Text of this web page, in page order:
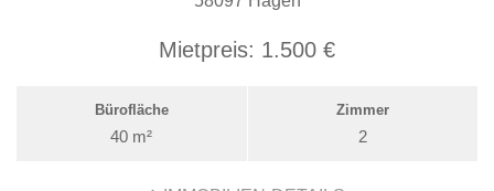
Mietpreis: 1.500 €
Bürofläche
40 m²
Zimmer
2